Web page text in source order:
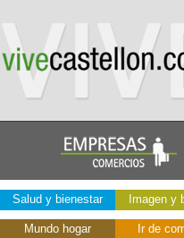
Salud y bienestar Imagen y
Mundo hogar Ir de